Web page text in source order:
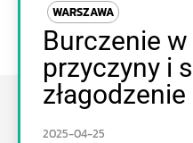
WARSZAWA
Burczenie
przyczyny i
2025-04-25